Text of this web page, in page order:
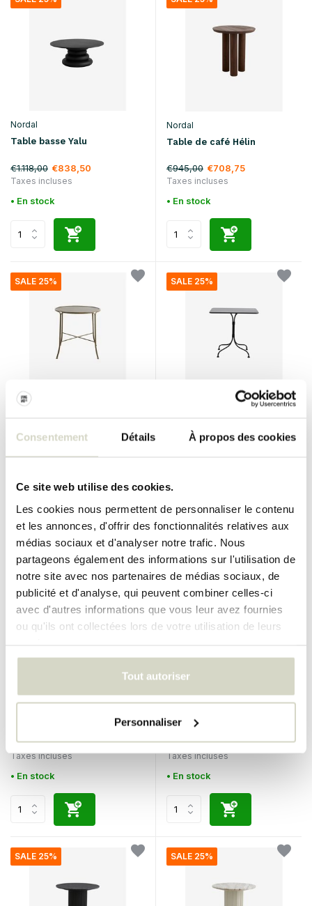
Consentement Détails À propos des cookies
Ce site web utilise des cookies.
Les cookies nous permettent de personnaliser le contenu
et les annonces, d'offrir des fonctionnalités relatives aux
médias sociaux et d'analyser notre trafic. Nous
partageons également des informations sur l'utilisation de
notre site avec nos partenaires de médias sociaux, de
publicité et d'analyse, qui peuvent combiner celles-ci
avec d'autres informations que vous leur avez fournies
ou qu'ils ont collectées lors de votre utilisation de leurs
Tout autoriser
Personnaliser
Nordal
Table basse Yalu
€1.118,00 €838,50
Taxes incluses
• En stock
Nordal
Table de café Hélin
€945,00 €708,75
Taxes incluses
• En stock
SALE 25%
Nordal
• En stock
SALE 25%
SALE 25%
Table Taura
€1.135,00 €851,25
Taxes incluses
• En stock
SALE 25%
Table d'appoint/tabouret
€900,00 €675,00
Taxes incluses
• En stock
SALE 25% SALE 25%